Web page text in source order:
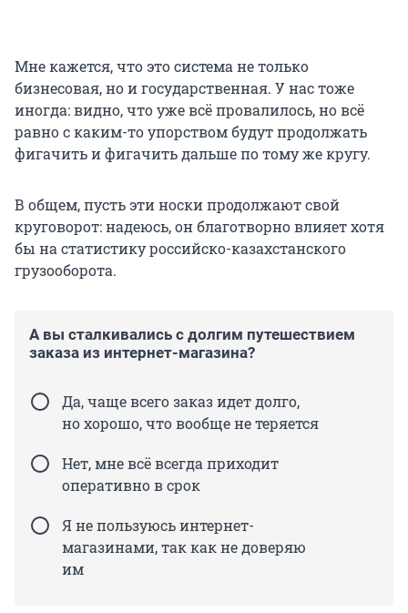
Мне кажется, что это система не только
бизнесовая, но и государственная. У нас тоже
иногда: видно, что уже всё провалилось, но всё
равно с каким-то упорством будут продолжать
фигачить и фигачить дальше по тому же кругу.
В общем, пусть эти носки продолжают свой
круговорот: надеюсь, он благотворно влияет хотя
бы на статистику российско-казахстанского
грузооборота.
А вы сталкивались с долгим путешествием
заказа из интернет-магазина?
Да, чаще всего заказ идет долго,
но хорошо, что вообще не теряется
Нет, мне всё всегда приходит
оперативно в срок
Я не пользуюсь интернет-
магазинами, так как не доверяю
им